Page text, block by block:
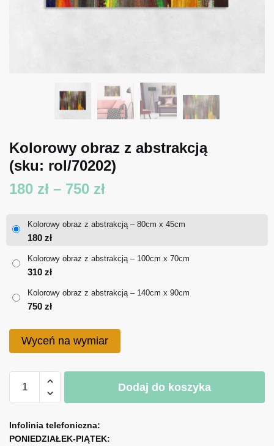
Kolorowy obraz z abstrakcją
(sku: rol/70202)
180 zł – 750 złZakres
od
180 zł
Kolorowy obraz z abstrakcją – 80cm x 45cm
180 zł
Kolorowy obraz z abstrakcją – 100cm x 70cm
310 zł
Kolorowy obraz z abstrakcją – 140cm x 90cm
750 zł
Wyceń na wymiar
Kolorowy
z
abstrakcją
Dodaj do koszyka
l
t
Infolinia telefoniczna:
PONIEDZIAŁEK-PIĄTEK: